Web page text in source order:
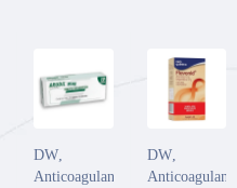
DW
Anticoagulantes
DW,
Anticoagulantes